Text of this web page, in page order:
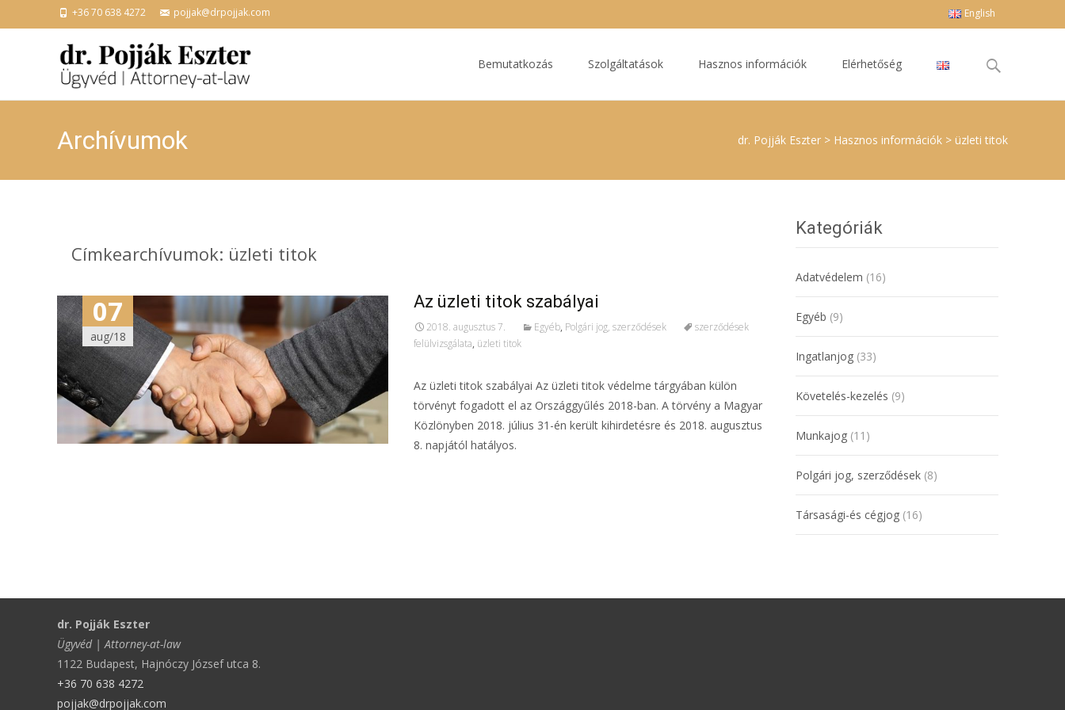
+36 70 638 4272 pojjak@drpojjak.com English
Bemutatkozás Szolgáltatások Hasznos információk Elérhetőség
Keresés
erre:
Archívumok dr. Pojják Eszter > Hasznos információk > üzleti titok
Címkearchívumok: üzleti titok
07
aug/18
Az üzleti titok szabályai
2018. augusztus 7. Egyéb, Polgári jog, szerződések
szerződések
felülvizsgálata, üzleti titok
Az üzleti titok szabályai Az üzleti titok védelme tárgyában külön
törvényt fogadott el az Országgyűlés 2018-ban. A törvény a Magyar
Közlönyben 2018. július 31-én került kihirdetésre és 2018. augusztus
8. napjától hatályos.
Kategóriák
Adatvédelem (16)
Egyéb (9)
Ingatlanjog (33)
Követelés-kezelés (9)
Munkajog (11)
Polgári jog, szerződések (8)
Társasági-és cégjog (16)
dr. Pojják Eszter
Ügyvéd | Attorney-at-law
1122 Budapest, Hajnóczy József utca 8.
+36 70 638 4272
pojjak@drpojjak.com